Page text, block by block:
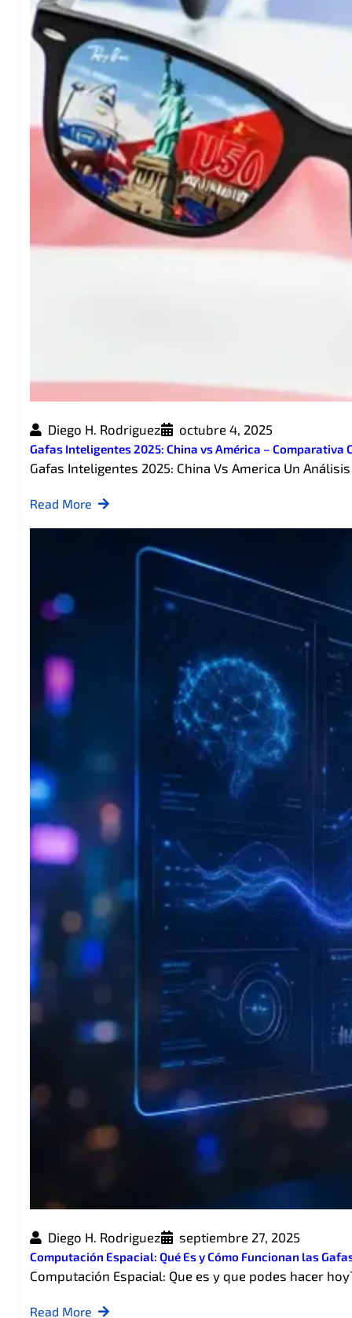
Diego H. Rodriguez octubre 4, 2025
Gafas Inteligentes 2025: China vs América – Comparativa
Gafas Inteligentes 2025: China Vs America Un
Read More
Diego H. Rodriguez septiembre 27, 2025
Computación Espacial: Qué Es y Cómo Funcionan las
Computación Espacial: Que es y que podes hacer
Read More